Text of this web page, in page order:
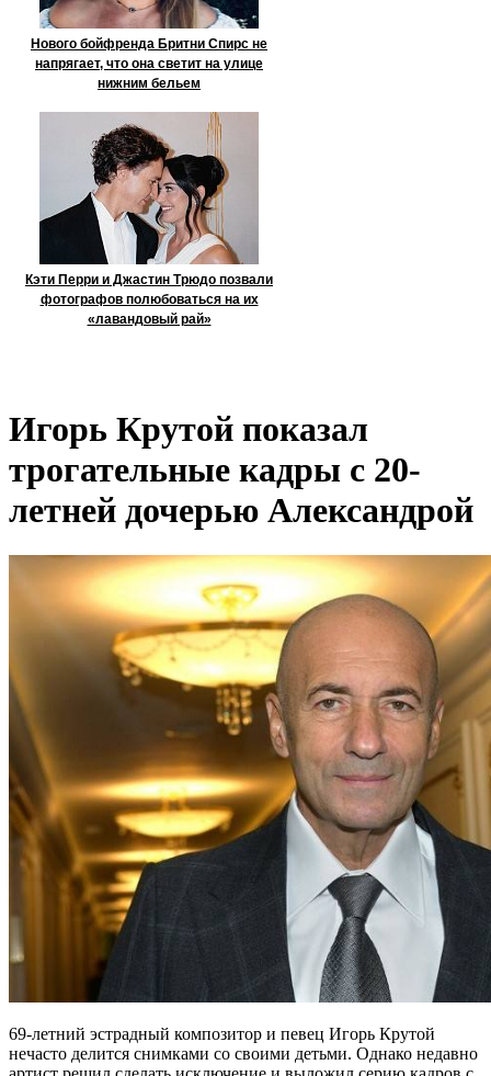
Нового бойфренда Бритни Спирс не
напрягает, что она светит на улице
нижним бельем
Кэти Перри и Джастин Трюдо позвали
фотографов полюбоваться на их
«лавандовый рай»
Игорь Крутой показал
трогательные кадры с 20-
летней дочерью Александрой
69-летний эстрадный композитор и певец Игорь Крутой
нечасто делится снимками со своими детьми. Однако недавно